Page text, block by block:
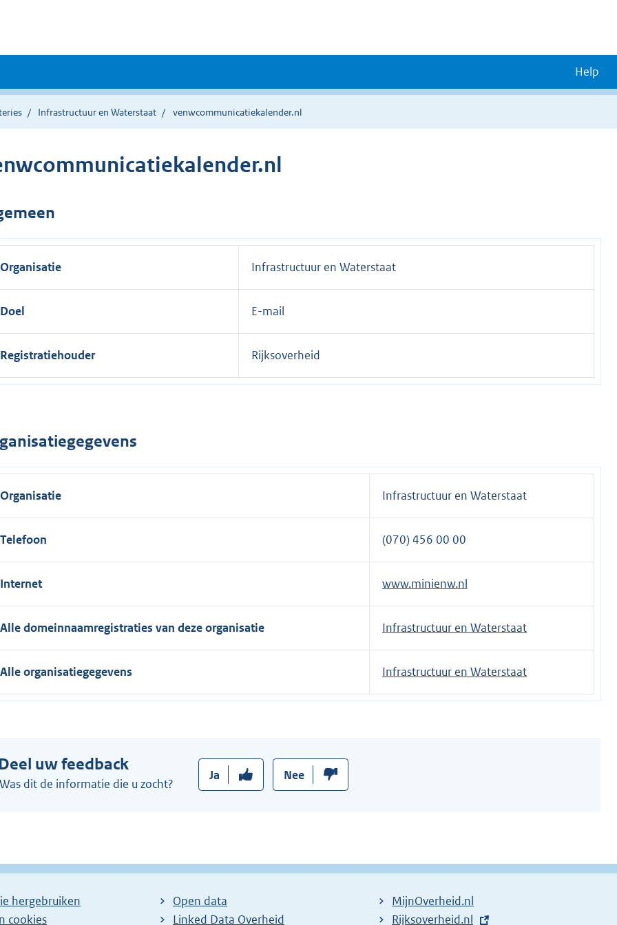
Help
Infrastructuur en Waterstaat venwcommunicatiekalender.nl
Organisatie Infrastructuur en Waterstaat
Doel E-mail
Registratiehouder Rijksoverheid
Organisatie Infrastructuur en Waterstaat
Telefoon (070) 456 00 00
Internet www.minienw.nl
Alle domeinnaamregistraties van deze organisatie Infrastructuur en Waterstaat
Alle organisatiegegevens Infrastructuur en Waterstaat
uw feedback
Was dit de informatie die u zocht?
Ja Nee
hergebruiken
cookies
Open data
Linked Data Overheid
MijnOverheid.nl
E
Rijksoverheid.nl